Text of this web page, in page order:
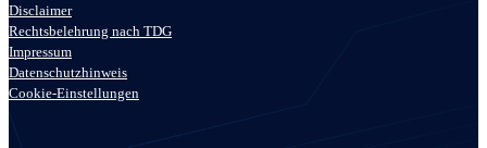
Disclaimer
Rechtsbelehrung nach TDG
Impressum
Datenschutzhinweis
Cookie-Einstellungen